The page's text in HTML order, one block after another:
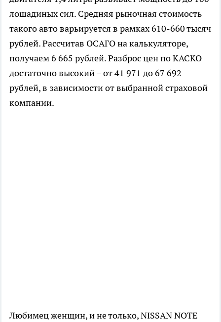
лошадиных сил. Средняя рыночная стоимость
такого авто варьируется в рамках 610-660 тысяч
рублей. Рассчитав ОСАГО на калькуляторе,
получаем 6 665 рублей. Разброс цен по КАСКО
достаточно высокий – от 41 971 до 67 692
рублей, в зависимости от выбранной страховой
компании.
Любимец женщин, и не только, NISSAN NOTE